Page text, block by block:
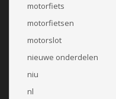
motorfiets
motorfietsen
motorslot
nieuwe onderdelen
niu
nl